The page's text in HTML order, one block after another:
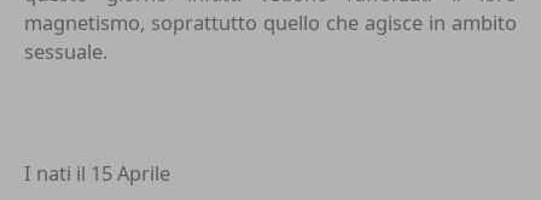
magnetismo, soprattutto quello che agisce in ambito
sessuale.
I nati il 15 Aprile